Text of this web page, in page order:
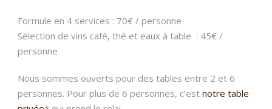
Formule en 4 services : 70€ / personne
Sélection de vins café, thé et eaux à table : 45€ /
personne
Nous sommes ouverts pour des tables entre 2 et 6
personnes. Pour plus de 6 personnes, c’est notre table